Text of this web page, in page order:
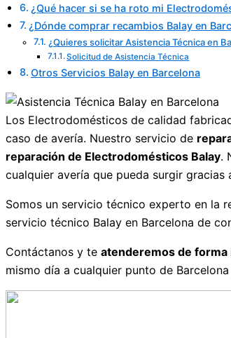
¿Qué hacer si se ha roto mi
¿Dónde comprar recambios Balay en
¿Quieres solicitar Asistencia Técnica en
Solicitud de Asistencia Técnica
Otros Servicios Balay en Barcelona
Los Electrodomésticos de calidad
caso de avería. Nuestro servicio de
reparación de Electrodomésticos Balay.
cualquier avería que pueda surgir gracias
Somos un servicio técnico experto en la
servicio técnico Balay en Barcelona de
Contáctanos y te atenderemos de forma
mismo día a cualquier punto de